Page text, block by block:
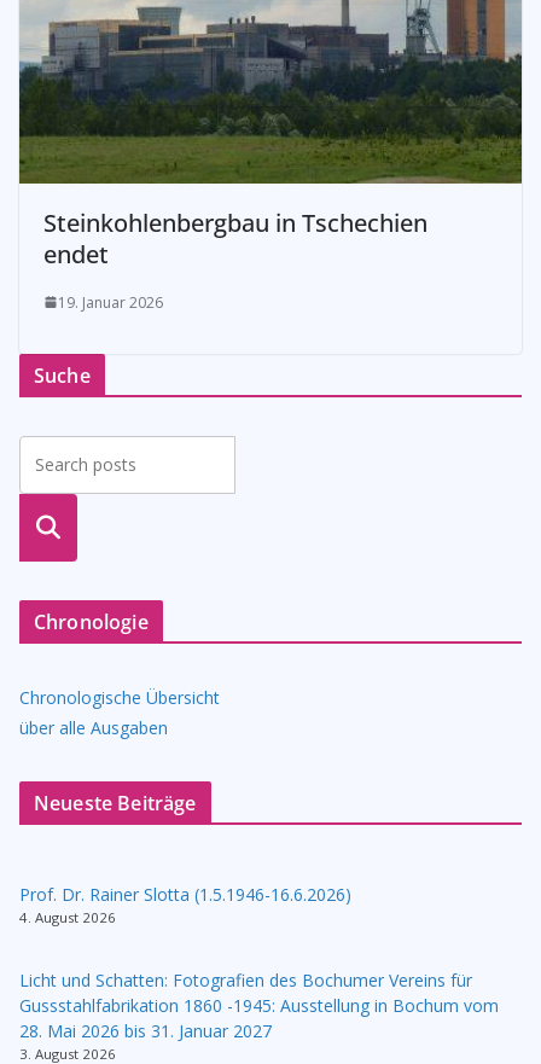
Steinkohlenbergbau in Tschechien
endet
19. Januar 2026
Suche
suche
Chronologie
Chronologische Übersicht
über alle Ausgaben
Neueste Beiträge
Prof. Dr. Rainer Slotta (1.5.1946-16.6.2026)
4. August 2026
Licht und Schatten: Fotografien des Bochumer Vereins für
Gussstahlfabrikation 1860 -1945: Ausstellung in Bochum vom
28. Mai 2026 bis 31. Januar 2027
3. August 2026